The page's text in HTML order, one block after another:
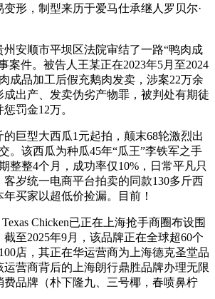
形，制型来历于爱马仕承继人罗贝尔·
顺市平坝区法院审结了一路“鸭肉成
案件。被告人王某正在2023年5月至2024
成品加工后假充鹅肉发卖，涉案22万余
成出产、发卖伪劣产物罪，被判处有期徒
罚金12万。
巨型大西瓜1元起拍，颠末68轮激烈出
。该西瓜为种瓜45年“瓜王”李铁军之手
整整4个月，成功率仅10%，日常平凡只
岁统一电商平台拍卖的同款130多斤西
买家以超低价捡漏。目前！
Chicken已正在上海抢手商圈布设围
至2025年9月，该品牌正在全球超60个
店，其正在华运营商为上海德克圣堂品
运营商背后的上海朗行鼎胜品牌办理无限
费品牌（朴下隆九、三号椰，春喷鼻柠